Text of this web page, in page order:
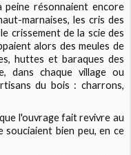
résonnaient encore
marnaises, les cris des
crissement de la scie des
alors des meules de
huttes et baraques des
dans chaque village ou
du bois : charrons,
l'ouvrage fait revivre au
souciaient bien peu, en ce